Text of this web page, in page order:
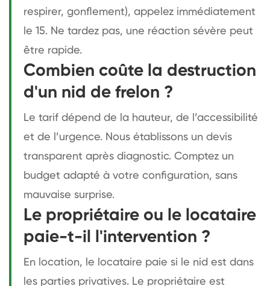
respirer, gonflement), appelez immédiatement
le 15. Ne tardez pas, une réaction sévère peut
être rapide.
Combien coûte la destruction
d'un nid de frelon ?
Le tarif dépend de la hauteur, de l’accessibilité
et de l’urgence. Nous établissons un devis
transparent après diagnostic. Comptez un
budget adapté à votre configuration, sans
mauvaise surprise.
Le propriétaire ou le locataire
paie-t-il l'intervention ?
En location, le locataire paie si le nid est dans
les parties privatives. Le propriétaire est